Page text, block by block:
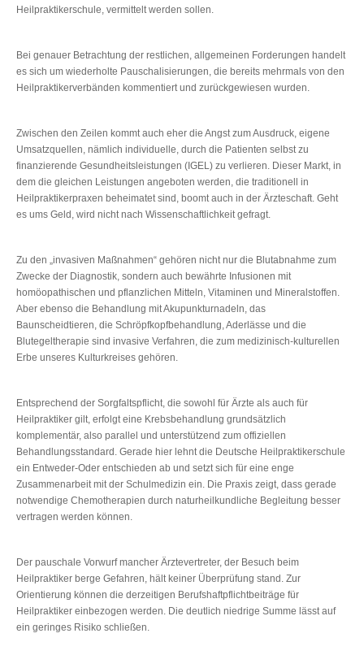
Heilpraktikerschule, vermittelt werden sollen.
Bei genauer Betrachtung der restlichen, allgemeinen Forderungen handelt
es sich um wiederholte Pauschalisierungen, die bereits mehrmals von den
Heilpraktikerverbänden kommentiert und zurückgewiesen wurden.
Zwischen den Zeilen kommt auch eher die Angst zum Ausdruck, eigene
Umsatzquellen, nämlich individuelle, durch die Patienten selbst zu
finanzierende Gesundheitsleistungen (IGEL) zu verlieren. Dieser Markt, in
dem die gleichen Leistungen angeboten werden, die traditionell in
Heilpraktikerpraxen beheimatet sind, boomt auch in der Ärzteschaft. Geht
es ums Geld, wird nicht nach Wissenschaftlichkeit gefragt.
Zu den „invasiven Maßnahmen“ gehören nicht nur die Blutabnahme zum
Zwecke der Diagnostik, sondern auch bewährte Infusionen mit
homöopathischen und pflanzlichen Mitteln, Vitaminen und Mineralstoffen.
Aber ebenso die Behandlung mit Akupunkturnadeln, das
Baunscheidtieren, die Schröpfkopfbehandlung, Aderlässe und die
Blutegeltherapie sind invasive Verfahren, die zum medizinisch-kulturellen
Erbe unseres Kulturkreises gehören.
Entsprechend der Sorgfaltspflicht, die sowohl für Ärzte als auch für
Heilpraktiker gilt, erfolgt eine Krebsbehandlung grundsätzlich
komplementär, also parallel und unterstützend zum offiziellen
Behandlungsstandard. Gerade hier lehnt die Deutsche Heilpraktikerschule
ein Entweder-Oder entschieden ab und setzt sich für eine enge
Zusammenarbeit mit der Schulmedizin ein. Die Praxis zeigt, dass gerade
notwendige Chemotherapien durch naturheilkundliche Begleitung besser
vertragen werden können.
Der pauschale Vorwurf mancher Ärztevertreter, der Besuch beim
Heilpraktiker berge Gefahren, hält keiner Überprüfung stand. Zur
Orientierung können die derzeitigen Berufshaftpflichtbeiträge für
Heilpraktiker einbezogen werden. Die deutlich niedrige Summe lässt auf
ein geringes Risiko schließen.